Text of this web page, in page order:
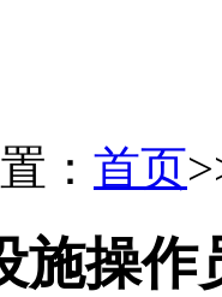
： 首页
施操作